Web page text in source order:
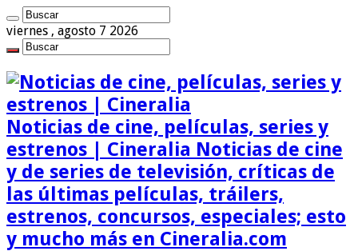
viernes , agosto 7 2026
Noticias de cine, películas, series y
estrenos | Cineralia Noticias de cine
y de series de televisión, críticas de
las últimas películas, tráilers,
estrenos, concursos, especiales; esto
y mucho más en Cineralia.com